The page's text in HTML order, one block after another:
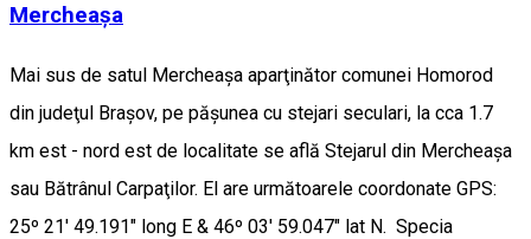
Mercheașa
Mai sus de satul Mercheaşa aparţinător comunei Homorod
din judeţul Braşov, pe păşunea cu stejari seculari, la cca 1.7
km est - nord est de localitate se află Stejarul din Mercheaşa
sau Bătrânul Carpaţilor. El are următoarele coordonate GPS:
25º 21' 49.191" long E & 46º 03' 59.047" lat N. Specia